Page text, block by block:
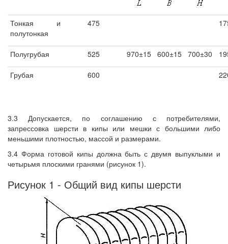
Тонкая и
полутонкая
475
Полугрубая 525 970±15 600±15 700±30
Грубая 600
3.3 Допускается, по соглашению с потребителями,
запрессовка шерсти в кипы или мешки с большими либо
меньшими плотностью, массой и размерами.
3.4 Форма готовой кипы должна быть с двумя выпуклыми и
четырьмя плоскими гранями (рисунок 1).
Рисунок 1 - Общий вид кипы шерсти